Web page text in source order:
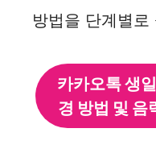
방법을 단계별
카카오톡 생
경 방법 및 음